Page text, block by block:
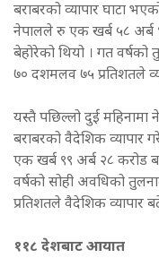
बराबरको व्यापार घाटा
नेपालले रु एक खर्ब ५८ अर्ब
बेहोरेको थियो । गत
७० दशमलव ७५ प्रतिशतले
यस्तै पछिल्लो दुई महिनामा
बराबरको वैदेशिक व्यापार
एक खर्ब ९९ अर्ब २८ करोड
वर्षको सोही अवधिको
प्रतिशतले वैदेशिक व्यापार
११८ देशबाट आयात